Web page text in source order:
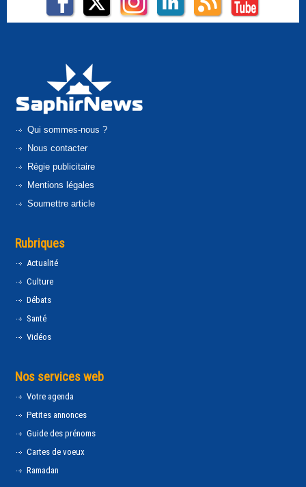
Qui sommes-nous ?
Nous contacter
Régie publicitaire
Mentions légales
Soumettre article
Rubriques
Actualité
Culture
Débats
Santé
Vidéos
Nos services web
Votre agenda
Petites annonces
Guide des prénoms
Cartes de voeux
Ramadan